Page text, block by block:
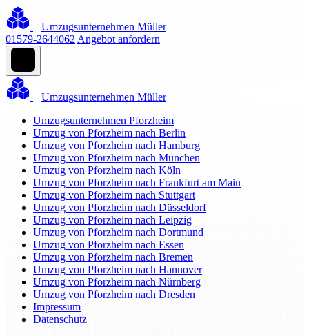
Umzugsunternehmen Müller
01579-2644062 Angebot anfordern
Umzugsunternehmen Müller
Umzugsunternehmen Pforzheim
Umzug von Pforzheim nach Berlin
Umzug von Pforzheim nach Hamburg
Umzug von Pforzheim nach München
Umzug von Pforzheim nach Köln
Umzug von Pforzheim nach Frankfurt am Main
Umzug von Pforzheim nach Stuttgart
Umzug von Pforzheim nach Düsseldorf
Umzug von Pforzheim nach Leipzig
Umzug von Pforzheim nach Dortmund
Umzug von Pforzheim nach Essen
Umzug von Pforzheim nach Bremen
Umzug von Pforzheim nach Hannover
Umzug von Pforzheim nach Nürnberg
Umzug von Pforzheim nach Dresden
Impressum
Datenschutz